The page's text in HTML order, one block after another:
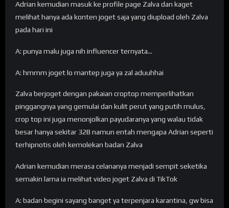
Adrian kemudian masuk ke profile page Zalva dan kaget
melihat hanya ada konten joget saja yang diupload oleh Zalva
pada hari ini
A: punya malu juga nih influencer ternyata…
A: hmmm joget lo mantep juga ya zal aduuhhai
Zalva berjoget dengan pakaian croptop memperlihatkan
pinggangnya yang gemulai dan kulit perut yang putih mulus,
crop top ini juga menonjolkan payudaranya yang walau tidak
besar hanya sekitar 32B namun entah mengapa Adrian seperti
terhipnotis oleh kemolekan badan Zalva
Adrian kemudian merasa celananya menjadi sempit seketika
semakin lama ia melihat video joget Zalva di TikTok
A: badan begini sayang banget ya terpenjara karantina, gw bisa